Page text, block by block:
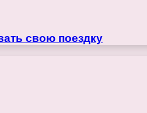
свою поездку